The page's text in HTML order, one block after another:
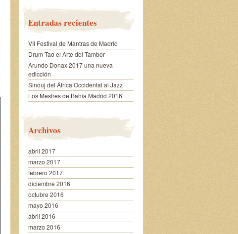
Entradas recientes
VII Festival de Mantras de Madrid
Drum Tao el Arte del Tambor
Arundo Donax 2017 una nueva
edicción
Sinouj del África Occidental al Jazz
Los Mestres de Bahia Madrid 2016
Archivos
abril 2017
marzo 2017
febrero 2017
diciembre 2016
octubre 2016
mayo 2016
abril 2016
marzo 2016